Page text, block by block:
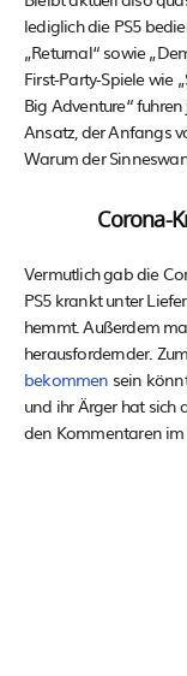
lediglich die PS5
„Returnal“ sowie
First-Party-Spiele wie
Big Adventure“
Ansatz, der Anfangs
Warum der
Corona-
Vermutlich gab die
PS5 krankt unter
hemmt. Außerdem
herausfordernder.
bekommen sein
und ihr Ärger hat sich
den Kommentaren